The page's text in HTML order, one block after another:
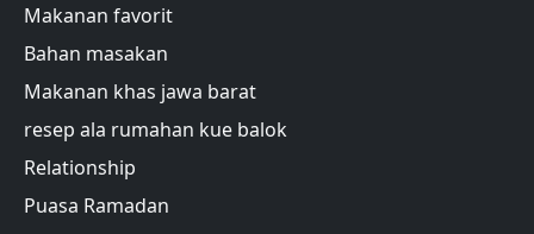
Makanan favorit
Bahan masakan
Makanan khas jawa barat
resep ala rumahan kue balok
Relationship
Puasa Ramadan